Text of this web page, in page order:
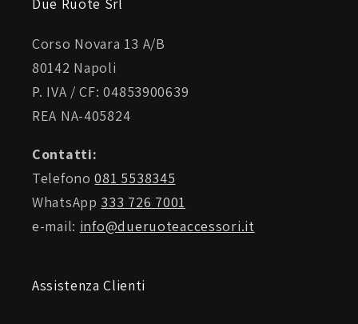
Due Ruote Srl
Corso Novara 13 A/B
80142 Napoli
P. IVA / CF: 04853900639
REA NA-405824
Contatti:
Telefono081 5538345
WhatsApp 333 726 7001
e-mail: info@dueruoteaccessori.it
Assistenza Clienti